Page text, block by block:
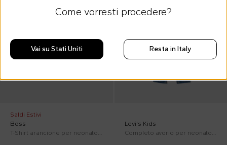
Saldi Estivi
Boss
T-Shirt arancione per neonato con logo
Levi's Kids
Completo avorio per neonato con orsetto
Come vorresti procedere?
Vai su Stati Uniti Resta in Italy